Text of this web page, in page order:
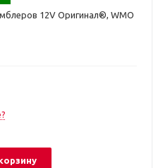
12V Оригинал®, WMO